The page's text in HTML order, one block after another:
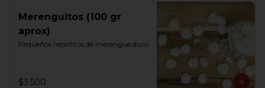
Merenguitos (100 gr
aprox)
Pequeños repollitos de merengue duro
$3.500